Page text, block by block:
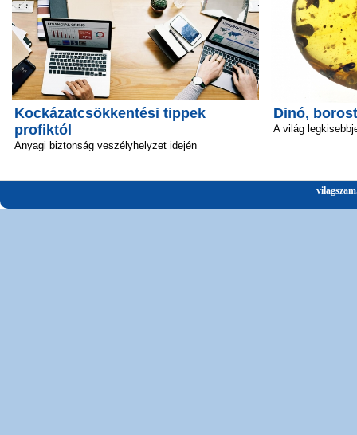
Kockázatcsökkentési tippek
profiktól
Anyagi biztonság veszélyhelyzet idején
Dinó,
A világ